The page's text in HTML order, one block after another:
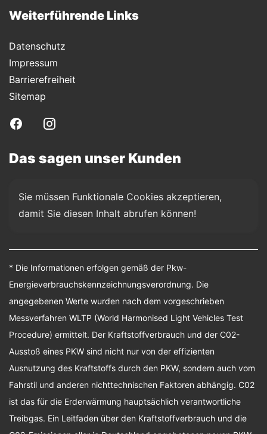
Weiterführende Links
Datenschutz
Impressum
Barrierefreiheit
Sitemap
Das sagen unser Kunden
Sie müssen Funktionale Cookies akzeptieren,
damit Sie diesen Inhalt abrufen können!
* Die Informationen erfolgen gemäß der Pkw-
Energieverbrauchskennzeichnungsverordnung. Die
angegebenen Werte wurden nach dem vorgeschrieben
Messverfahren WLTP (World Harmonised Light Vehicles Test
Procedure) ermittelt. Der Kraftstoffverbrauch und der C02-
Ausstoß eines PKW sind nicht nur von der effizienten
Ausnutzung des Kraftstoffs durch den PKW, sondern auch vom
Fahrstil und anderen nichttechnischen Faktoren abhängig. C02
ist das für die Erderwärmung hauptsächlich verantwortliche
Treibgas. Ein Leitfaden über den Kraftstoffverbrauch und die